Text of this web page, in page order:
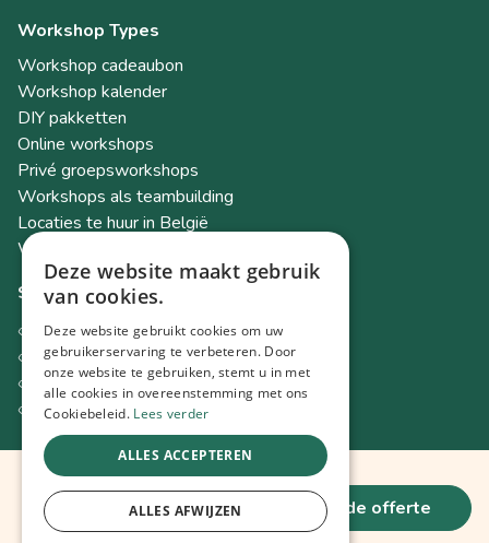
Vanaf 100,-€ / pers. vrijblijvende offerte
Workshop Types
Workshop cadeaubon
Workshop kalender
DIY pakketten
Online workshops
Privé groepsworkshops
Workshops als teambuilding
Locaties te huur in België
Workshop Academy
Socials
Instagram
Facebook
TikTok
LinkedIn
© 2026 Spot Workshops
Lowta BV
BE0726603244
Deze website maakt gebruik
van cookies.
Deze website gebruikt cookies om uw
gebruikerservaring te verbeteren. Door
onze website te gebruiken, stemt u in met
alle cookies in overeenstemming met ons
Cookiebeleid. Lees verder
ALLES ACCEPTEREN
ALLES AFWIJZEN